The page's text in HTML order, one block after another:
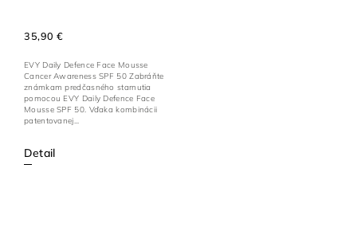
35,90 €
Detail
EVY Daily Defence Face Mousse
Cancer Awareness SPF 50 Zabráňte
známkam predčasného starnutia
pomocou EVY Daily Defence Face
Mousse SPF 50. Vďaka kombinácii
patentovanej...